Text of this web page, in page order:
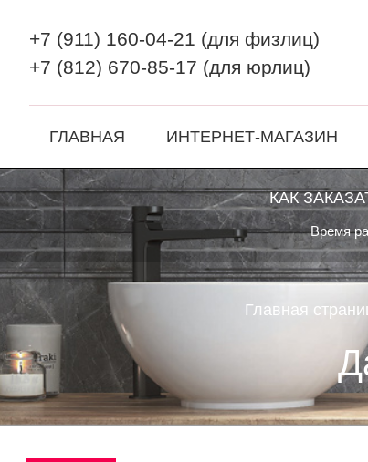
+7 (911) 160-04-21 (для физлиц)
+7 (812) 670-85-17 (для юрлиц)
ГЛАВНАЯ ИНТЕРНЕТ-МАГАЗИН
КАК
Время
Главная